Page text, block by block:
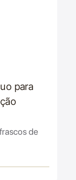
para
de